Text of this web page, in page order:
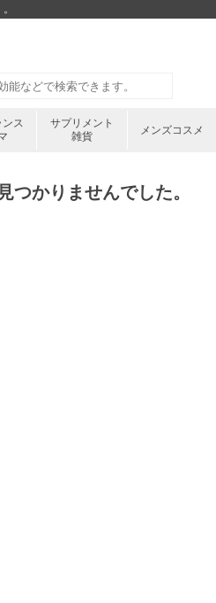
ンス
サプリメント
雑貨
メンズコスメ
つかりませんでした。